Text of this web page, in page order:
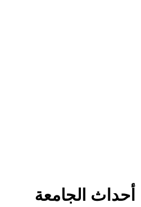
أحداث الجامعة